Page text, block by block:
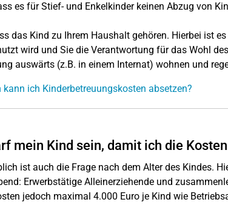
es für Stief- und Enkelkinder keinen Abzug von
das Kind zu Ihrem Haushalt gehören. Hierbei ist
wird und Sie die Verantwortung für das Wohl
auswärts (z.B. in einem Internat) wohnen und
kann ich Kinderbetreuungskosten absetzen?
mein Kind sein, damit ich die
ist auch die Frage nach dem Alter des Kindes.
Erwerbstätige Alleinerziehende und
jedoch maximal 4.000 Euro je Kind wie